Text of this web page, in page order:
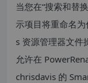
当您在“搜索和替
示项目将重命名
s 资源管理器文件
允许在
chrisdavis 的